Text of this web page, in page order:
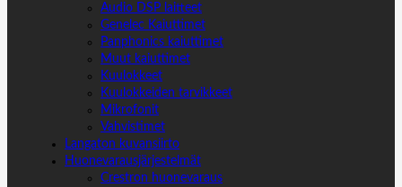
Audio DSP laitteet
Genelec Kaiuttimet
Panphonics kaiuttimet
Muut kaiuttimet
Kuulokkeet
Kuulokkeiden tarvikkeet
Mikrofonit
Vahvistimet
Langaton kuvansiirto
Huonevarausjärjestelmät
Crestron huonevaraus